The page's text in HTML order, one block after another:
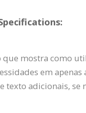
mostra como
em
texto adicionais, se